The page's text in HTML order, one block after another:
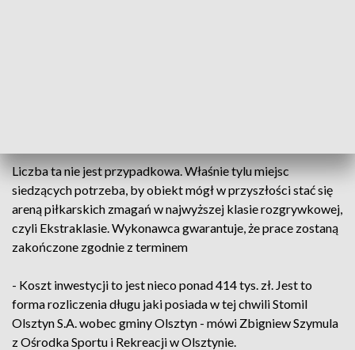
Liczba ta nie jest przypadkowa. Właśnie tylu miejsc
siedzących potrzeba, by obiekt mógł w przyszłości stać się
areną piłkarskich zmagań w najwyższej klasie rozgrywkowej,
czyli Ekstraklasie. Wykonawca gwarantuje, że prace zostaną
zakończone zgodnie z terminem
- Koszt inwestycji to jest nieco ponad 414 tys. zł. Jest to
forma rozliczenia długu jaki posiada w tej chwili Stomil
Olsztyn S.A. wobec gminy Olsztyn - mówi Zbigniew Szymula
z Ośrodka Sportu i Rekreacji w Olsztynie.